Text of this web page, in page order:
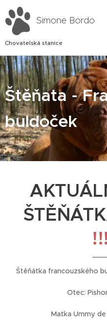
Simone Bordo
Chovatelská stanice
Štěňata -
buldoček
Štěňátka francouzského
Otec:
Matka Ummy